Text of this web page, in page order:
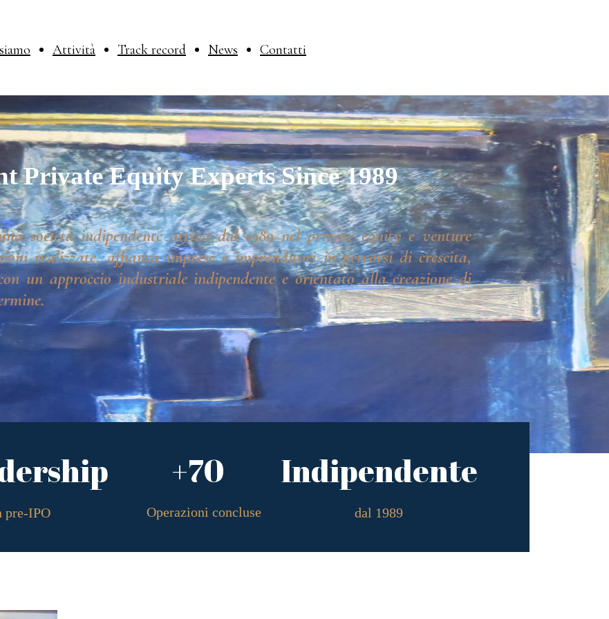
Attività Track record News Contatti
Private Equity Experts Since 1989
società indipendente attiva dal 1989 nel private equity e venture
realizzate, affianca imprese e imprenditori in percorsi di crescita,
un approccio industriale indipendente e orientato alla creazione di
Indipendente
+70
Operazioni concluse dal 1989
pre-IPO